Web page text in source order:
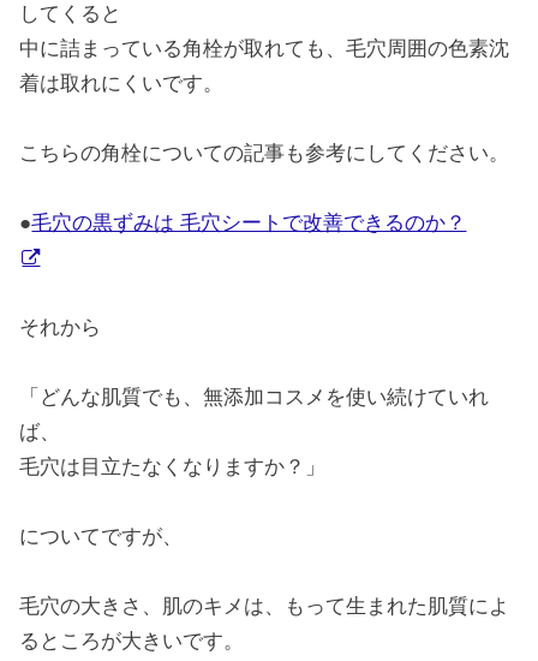
してくると
中に詰まっている角栓が取れても、毛穴周囲の色素沈
着は取れにくいです。
こちらの角栓についての記事も参考にしてください。
●毛穴の黒ずみは 毛穴シートで改善できるのか？
それから
「どんな肌質でも、無添加コスメを使い続けていれ
ば、
毛穴は目立たなくなりますか？」
についてですが、
毛穴の大きさ、肌のキメは、もって生まれた肌質によ
るところが大きいです。